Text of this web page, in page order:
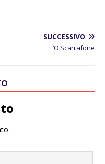
SUCCESSIVO
‘O Scarrafone